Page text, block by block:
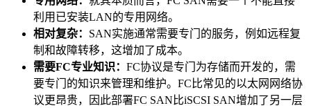
利用已安装LAN的专用网络。
相对复杂： SAN实施通常需要专门的服务，例如远程复
制和故障转移，这增加了成本。
需要FC专业知识： FC协议是专门为存储而开发的，需
要专门的知识来管理和维护。FC比常见的以太网网络协
议更昂贵，因此部署FC SAN比iSCSI SAN增加了另一层